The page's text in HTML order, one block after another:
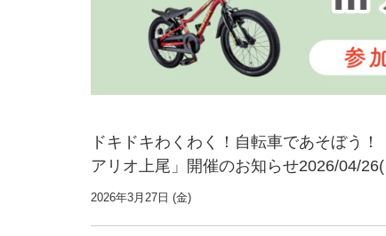
ドキドキわくわく！自転車であそぼう
アリオ上尾」開催のお知らせ2026/04/
2026年3月27日 (金)